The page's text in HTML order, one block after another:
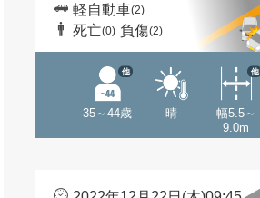
軽自動車(2)
死亡(0) 負傷(2)
35～44歳
他
晴
幅5.5～
9.0m
他